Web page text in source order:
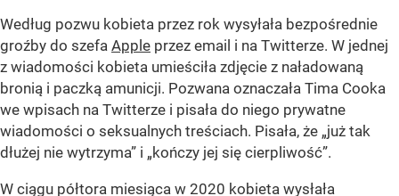
Według pozwu kobieta przez rok wysyłała bezpośrednie
groźby do szefa Apple przez email i na Twitterze. W jednej
z wiadomości kobieta umieściła zdjęcie z naładowaną
bronią i paczką amunicji. Pozwana oznaczała Tima Cooka
we wpisach na Twitterze i pisała do niego prywatne
wiadomości o seksualnych treściach. Pisała, że „już tak
dłużej nie wytrzyma” i „kończy jej się cierpliwość”.
W ciągu półtora miesiąca w 2020 kobieta wysłała